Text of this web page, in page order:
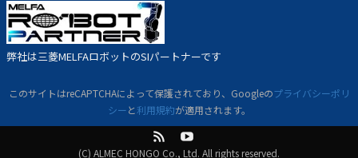
弊社は三菱MELFAロボットのSIパートナーです
このサイトはreCAPTCHAによって保護されており、Googleのプライバシーポリ
シーと利用規約が適用されます。
(C) ALMEC HONGO Co., Ltd. All rights reserved.